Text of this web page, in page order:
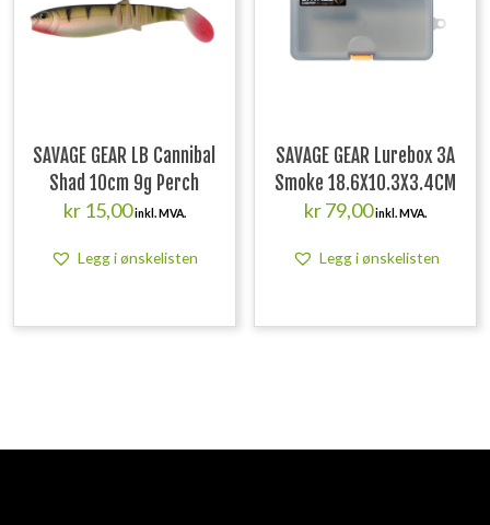
SAVAGE GEAR LB Cannibal
Shad 10cm 9g Perch
kr15,00inkl. MVA.
Legg i ønskelisten
SAVAGE GEAR Lurebox 3A
Smoke 18.6X10.3X3.4CM
kr79,00inkl. MVA.
Legg i ønskelisten